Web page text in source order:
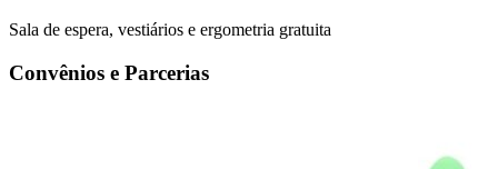
Sala de espera, vestiários e ergometria gratuita
Convênios e Parcerias